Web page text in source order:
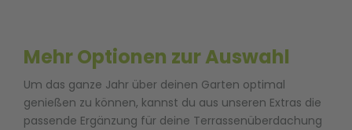
Mehr Optionen zur Auswahl
Um das ganze Jahr über deinen Garten optimal
genießen zu können, kannst du aus unseren Extras die
passende Ergänzung für deine Terrassenüberdachung